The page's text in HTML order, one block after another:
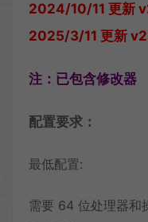
2024/10/11 更新
2025/3/11 更新
注：已包含修改器
配置要求：
最低配置:
需要 64 位处理器和